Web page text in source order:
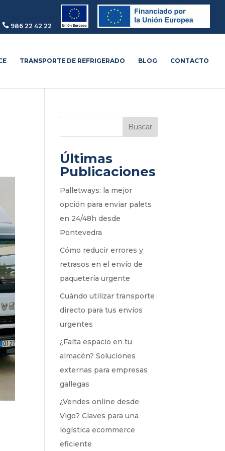
 986 22 42 22
TRANSPORTE DE REFRIGERADO BLOG CONTACTO
Buscar
Últimas
Publicaciones
Palletways: la mejor
opción para enviar palets
en 24/48h desde
Pontevedra
Cómo reducir errores y
retrasos en el envío de
paquetería urgente
Cuándo utilizar transporte
directo para tus envíos
urgentes
¿Falta espacio en tu
almacén? Soluciones
externas para empresas
gallegas
¿Vendes online desde
Vigo? Claves para una
logística ecommerce
eficiente